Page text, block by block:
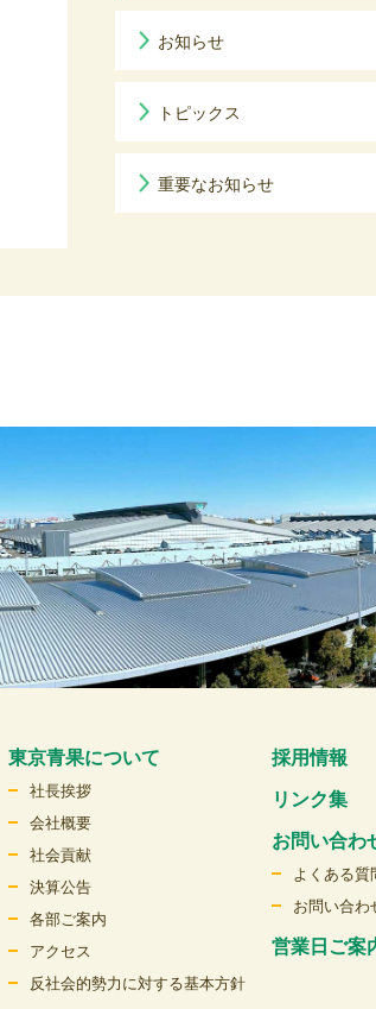
お知らせ
トピックス
重要なお知らせ
東京青果について
社長挨拶
会社概要
社会貢献
決算公告
各部ご案内
アクセス
反社会的勢力に対する基本方針
採用情報
リンク集
お問い合わ
よくある質
お問い合わ
営業日ご案